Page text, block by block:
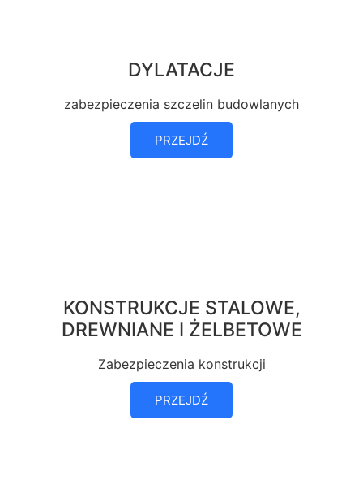
DYLATACJE
zabezpieczenia szczelin budowlanych
PRZEJDŹ
KONSTRUKCJE STALOWE,
DREWNIANE I ŻELBETOWE
Zabezpieczenia konstrukcji
PRZEJDŹ